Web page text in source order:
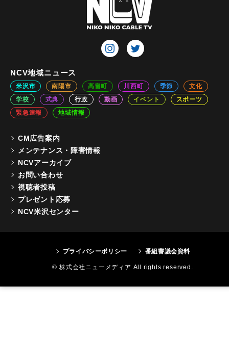
NCV地域ニュース
米沢市 南陽市 高畠町 川西町 季節
文化
学校
式典 行政 動画 イベント
スポーツ
緊急速報
地域情報
CM広告案内
メンテナンス・障害情報
NCVアーカイブ
お問い合わせ
視聴者投稿
プレゼント応募
NCV米沢センター
プライバシーポリシー 番組審議会資料
© 株式会社ニューメディア All rights reserved.